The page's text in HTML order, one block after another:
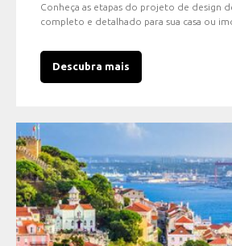
Conheça as etapas do projeto de design
completo e detalhado para sua casa ou
Descubra mais